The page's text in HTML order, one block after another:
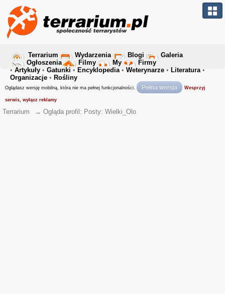
Terrarium Wydarzenia Blogi
Galeria
Ogłoszenia
Filmy My
Firmy
• Artykuły • Gatunki • Encyklopedia• Weterynarze • Literatura•
Organizacje • Rośliny
Oglądasz wersję mobilną, która nie ma pełnej funkcjonalności. Pełna wersja Wesprzyj
serwis, wyłącz reklamy
Terrarium → Ogląda profil: Posty: Wielki_Olo